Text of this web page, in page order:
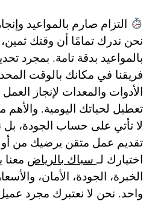
التزام صارم بالمواعيد
نحن ندرك تمامًا أن وقتك
بالمواعيد بدقة تامة. بمجرد
فريقنا في مكانك بالوقت
الأدوات والمعدات لإنجاز
تعطيل لحياتك اليومية.
لا تأتي على حساب الجودة،
تقديم عمل متقن يرضيك من
اختيارك لـ سباك بالرياض
الخبرة، الجودة، الأمان،
واحد. نحن لا نعتبرك مجرد